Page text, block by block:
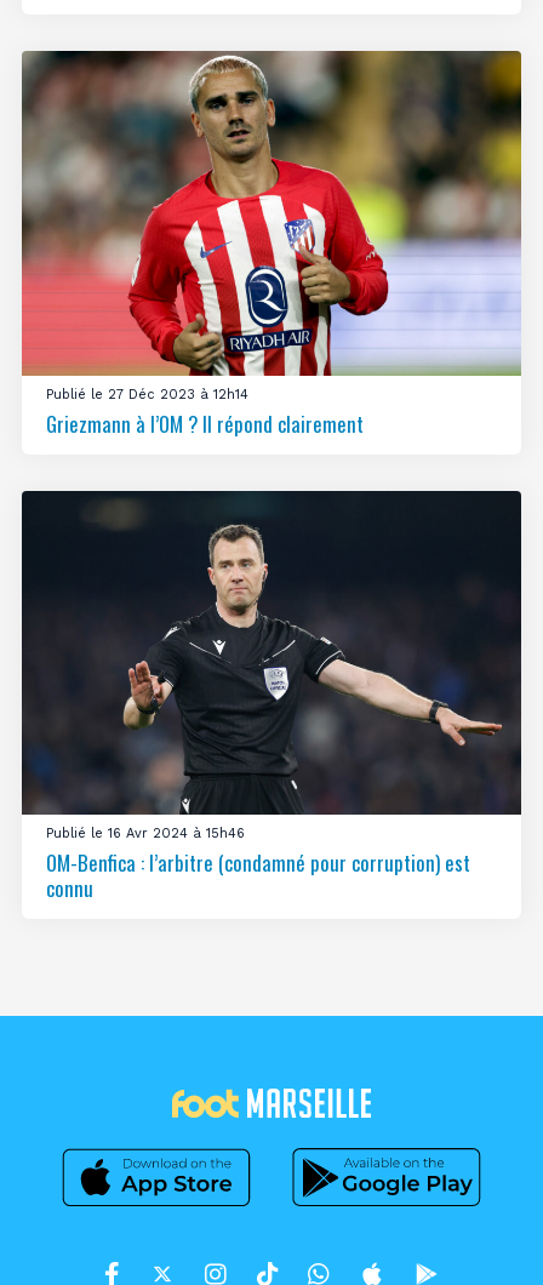
Publié le 27 Déc 2023 à 12h14
Griezmann à l’OM ? Il répond clairement
Publié le 16 Avr 2024 à 15h46
OM-Benfica : l’arbitre (condamné pour corruption) est
connu